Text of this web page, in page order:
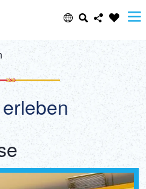
this page
Email